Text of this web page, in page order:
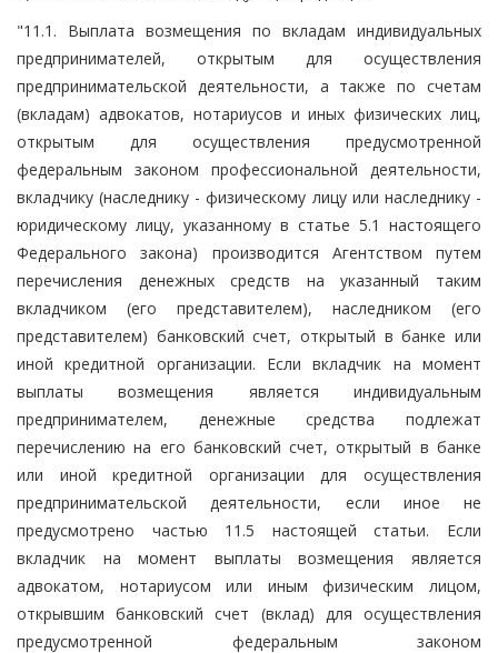
"11.1. Выплата возмещения по вкладам индивидуальных
предпринимателей, открытым для осуществления
предпринимательской деятельности, а также по счетам
(вкладам) адвокатов, нотариусов и иных физических лиц,
открытым для осуществления предусмотренной
федеральным законом профессиональной деятельности,
вкладчику (наследнику - физическому лицу или наследнику -
юридическому лицу, указанному в статье 5.1 настоящего
Федерального закона) производится Агентством путем
перечисления денежных средств на указанный таким
вкладчиком (его представителем), наследником (его
представителем) банковский счет, открытый в банке или
иной кредитной организации. Если вкладчик на момент
выплаты возмещения является индивидуальным
предпринимателем, денежные средства подлежат
перечислению на его банковский счет, открытый в банке
или иной кредитной организации для осуществления
предпринимательской деятельности, если иное не
предусмотрено частью 11.5 настоящей статьи. Если
вкладчик на момент выплаты возмещения является
адвокатом, нотариусом или иным физическим лицом,
открывшим банковский счет (вклад) для осуществления
предусмотренной федеральным законом